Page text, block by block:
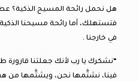
هل نحمل رائحة المسيح الذكية؟
فتستهلك، أما رائحة مسيحنا
في خارجنا .
“نشكرك يا رب لأنك جعلتنا
فينا، نشتَّمها نحن، ويشتَّمها من